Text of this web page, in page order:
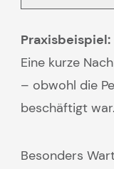
Praxisbeispiel:
Eine kurze
– obwohl die
beschäftigt war.
Besonders